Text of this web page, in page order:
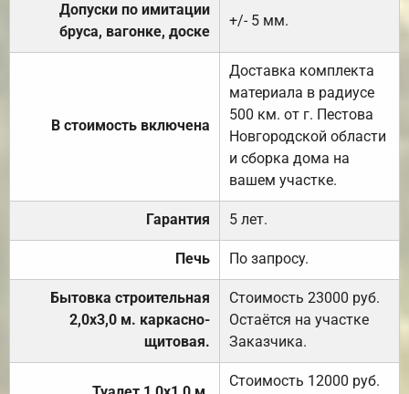
Допуски по имитации
бруса, вагонке, доске
+/- 5 мм.
В стоимость включена
Доставка комплекта
материала в радиусе
500 км. от г. Пестова
Новгородской области
и сборка дома на
вашем участке.
Гарантия 5 лет.
Печь По запросу.
Бытовка строительная
2,0х3,0 м. каркасно-
щитовая.
Стоимость 23000 руб.
Остаётся на участке
Заказчика.
Стоимость 12000 руб.